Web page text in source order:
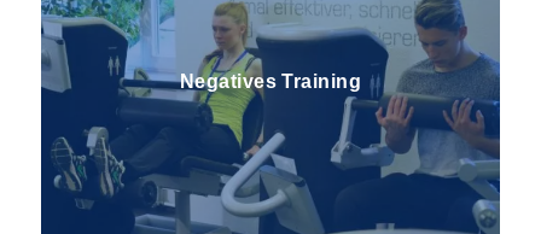
Negatives Training